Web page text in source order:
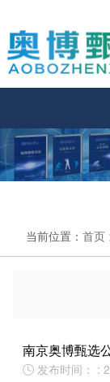
当前位置： 首页
南京奥博甄选
 发布时间： :